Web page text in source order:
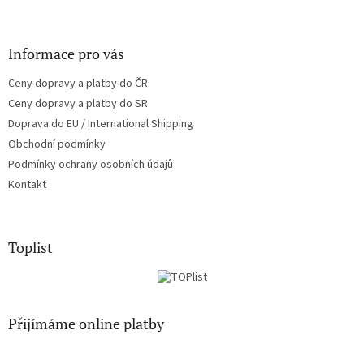
Informace pro vás
Ceny dopravy a platby do ČR
Ceny dopravy a platby do SR
Doprava do EU / International Shipping
Obchodní podmínky
Podmínky ochrany osobních údajů
Kontakt
Toplist
Přijímáme online platby